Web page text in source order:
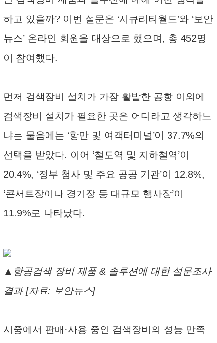
하고 있을까? 이번 설문은 ‘시큐리티월드’와 ‘보안
뉴스’ 온라인 회원을 대상으로 했으며, 총 452명
이 참여했다.
먼저 검색장비 설치가 가장 활발한 공항 이외에
검색장비 설치가 필요한 곳은 어디라고 생각하느
냐는 물음에는 ‘항만 및 여객터미널’이 37.7%의
선택을 받았다. 이어 ‘철도역 및 지하철역’이
20.4%, ‘정부 청사 및 주요 공공 기관’이 12.8%,
‘콘서트장이나 경기장 등 대규모 행사장’이
11.9%로 나타났다.
▲항공검색 장비 제품 & 솔루션에 대한 설문조사
결과 [자료: 보안뉴스]
시중에서 판매·사용 중인 검색장비의 성능 만족